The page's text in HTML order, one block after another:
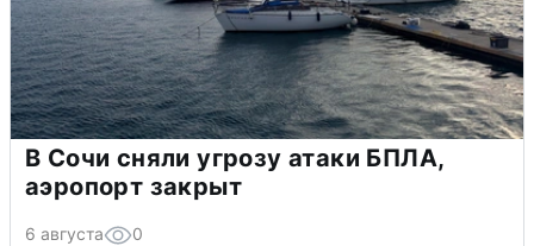
В Сочи сняли угрозу атаки БПЛА,
аэропорт закрыт
6 августа 0